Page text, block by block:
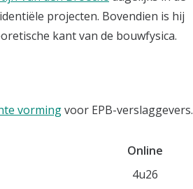
projecten. Bovendien is hij
kant van de bouwfysica.
vormingvoor EPB-verslaggevers.
Online
4u26